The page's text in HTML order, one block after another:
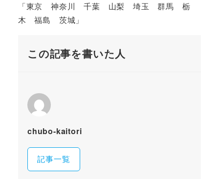
「東京 神奈川 千葉 山梨 埼玉 群馬 栃
木 福島 茨城」
この記事を書いた人
chubo-kaitori
記事一覧